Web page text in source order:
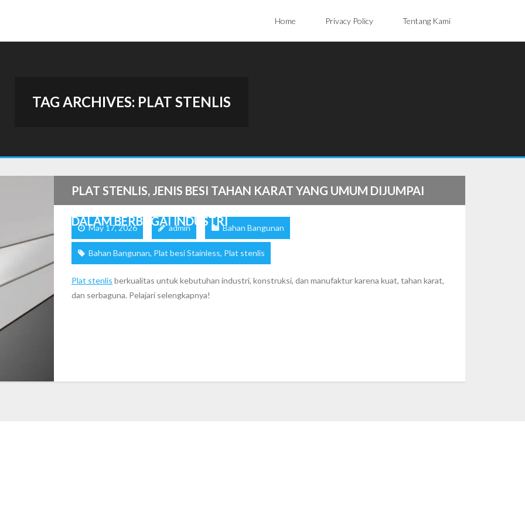
Home Privacy Policy Tentang Kami
TAG ARCHIVES: PLAT STENLIS
PLAT STENLIS, JENIS BESI TAHAN KARAT YANG UMUM DIJUMPAI
DALAM BERBAGAI INDUSTRI
May 17, 2026 admin Bahan Bangunan
Bahan Bangunan, Plat besi Stainless, Plat stenlis
Plat stenlis berkualitas untuk kebutuhan industri, konstruksi, dan manufaktur karena kuat, tahan karat,
dan serbaguna. Pelajari selengkapnya!